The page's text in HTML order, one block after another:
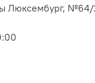
Люксембург,